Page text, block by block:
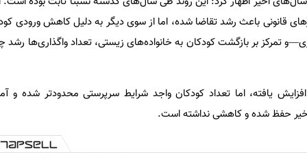
قانونی باعث رشد تقاضا شده، اما از سوی دیگر به دلیل کاهش ورودی
تمرکز بر بازگشت کودکان به خانواده‌های زیستی، تعداد واگذاری‌ها
یافته، اما تعداد کودکان واجد شرایط سرپرستی محدودتر شده و
حفظ شده و کاهشی نداشته است.